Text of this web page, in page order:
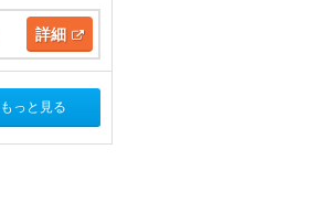
詳細
っと見る